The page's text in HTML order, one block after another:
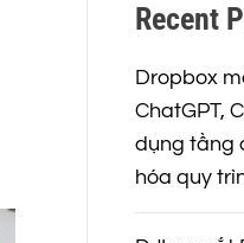
i
m
Recent
Dropbox
ChatGPT,
dụng tầng
hóa quy